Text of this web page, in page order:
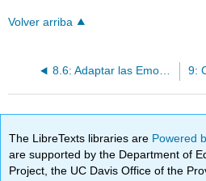
Volver arriba
8.6: Adaptar las Emociones a la Audiencia
The LibreTexts libraries are Powered
are supported by the Department of
Project, the UC Davis Office of the